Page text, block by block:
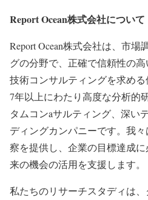
Report Ocean株式会社について
Report Ocean株式会社は、市
グの分野で、正確で信頼性の
技術コンサルティングを求める
7年以上にわたり高度な分析的
タムコンaサルティング、深い
ディングカンパニーです。我
察を提供し、企業の目標達成
来の機会の活用を支援します。
私たちのリサーチスタディは